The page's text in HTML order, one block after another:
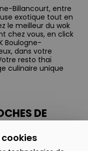
Billancourt, entre
exotique tout en
le meilleur du wok
chez vous, en click
Boulogne-
dans votre
resto thaï
culinaire unique
DE